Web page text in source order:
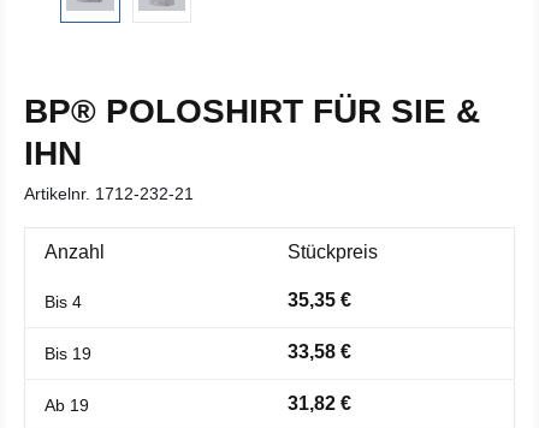
BP® POLOSHIRT FÜR SIE &
IHN
Artikelnr. 1712-232-21
Anzahl Stückpreis
Bis 4 35,35 €
Bis 19 33,58 €
Ab 19 31,82 €